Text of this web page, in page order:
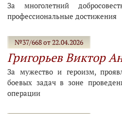
За многолетний
профессиональные достижения
№37/668 от 22.04.2026
Григорьев Виктор
За мужество и героизм,
боевых задач в зоне
операции